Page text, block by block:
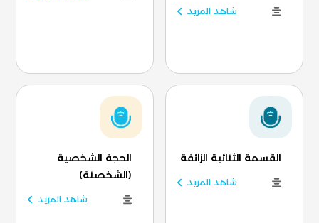
شاهد المزيد
القسمة الثنائية الزائفة
شاهد المزيد
الحجة الشخصية
(الشخصنة)
شاهد المزيد